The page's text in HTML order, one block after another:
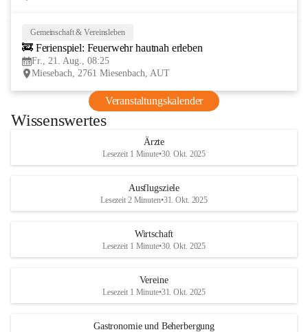
Gemeinschaft & Vereinsleben
🚒 Ferienspiel: Feuerwehr hautnah erleben
Fr., 21. Aug., 08:25
Miesebach, 2761 Miesenbach, AUT
Veranstaltungskalender
Wissenswertes
Ärzte
Lesezeit 1 Minute•30. Okt. 2025
Ausflugsziele
Lesezeit 2 Minuten•31. Okt. 2025
Wirtschaft
Lesezeit 1 Minute•30. Okt. 2025
Vereine
Lesezeit 1 Minute•31. Okt. 2025
Gastronomie und Beherbergung